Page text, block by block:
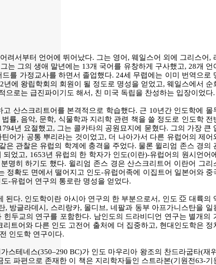
려서부터 언어에 뛰어났다. 그는 영어, 웨일스어 외에 그리스어,
는 그의 생애 말년에는 13개 국어를 유창하게 구사했고, 28개 언
를 가정교사를 하면서 졸업했다. 24세 무렵에는 이미 번역으로
에 왕립학회의 회원이 될 정도로 명성을 얻었고, 웨일스에서 순
로는 급진파이기도 해서, 친 미국 독립을 찬성하는 입장이었다.
산스크리트어를 본격적으로 학습했다. 근 10년간 인도학에 몰
률, 음악, 문학, 식물학과 지리학 관련 책을 쓸 정도로 인도학 전
년 요절했고, 그는 콜카타의 공원묘지에 묻혔다. 그의 가장 큰
어가 공통 뿌리라는 것이었고, 더 나아가서 다른 유럽어의 제어
은 관찰은 유럽의 학계에 충격을 주었다. 물론 윌리엄 존스 경의
었고, 1653년 유럽의 한 학자가 인도(이란)-유럽어의 원시언어
명히 하기도 했다. 윌리엄 존스 경은 산스크리트어 이란어 그리
정확도 면에서 떨어지고 인도-유럽어족에 이집트어 일본어와 중
-유럽어 연구의 통로란 명성을 얻었다.
다. 인도학이란 아시아 연구의 한 부분으로서, 인도 亞 대륙의
방글라데시, 스리랑카, 몰디브, 네팔과 동부 아프가니스탄을 일
두교의 연구를 포함한다. 남인도의 드라비디언 연구는 별개의
트어와 다른 인도 고전어 출처에 더 집중하고, 현대인도학은 정
인도학 연구이다.
스테네스(350–290 BC)가 인도 마우리아 왕조의 찬드라굽타(재
파편으로 존재한 이 책은 지리학자들인 스트라본(기원전63-기